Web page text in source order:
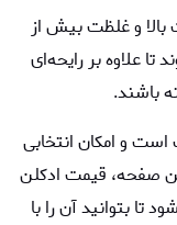
و غلظت بیش از
تا علاوه بر رایحه‌ای
باشند.
و امکان انتخابی
صفحه، قیمت ادكلن
تا بتوانید آن را با